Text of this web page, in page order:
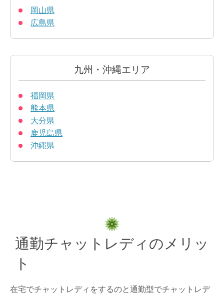
岡山県
広島県
九州・沖縄エリア
福岡県
熊本県
大分県
鹿児島県
沖縄県
通勤チャットレディのメリッ
ト
在宅でチャットレディをするのと通勤型でチャットレデ